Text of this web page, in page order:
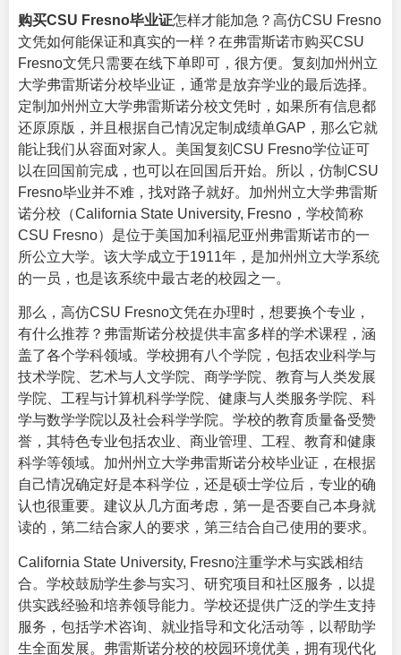
购买CSU Fresno毕业证怎样才能加急？高仿CSU Fresno
文凭如何能保证和真实的一样？在弗雷斯诺市购买CSU
Fresno文凭只需要在线下单即可，很方便。复刻加州州立
大学弗雷斯诺分校毕业证，通常是放弃学业的最后选择。
定制加州州立大学弗雷斯诺分校文凭时，如果所有信息都
还原原版，并且根据自己情况定制成绩单GAP，那么它就
能让我们从容面对家人。美国复刻CSU Fresno学位证可
以在回国前完成，也可以在回国后开始。所以，仿制CSU
Fresno毕业并不难，找对路子就好。加州州立大学弗雷斯
诺分校（California State University, Fresno ，学校简称
CSU Fresno）是位于美国加利福尼亚州弗雷斯诺市的一
所公立大学。该大学成立于1911年，是加州州立大学系统
的一员，也是该系统中最古老的校园之一。
那么，高仿CSU Fresno文凭在办理时，想要换个专业，
有什么推荐？弗雷斯诺分校提供丰富多样的学术课程，涵
盖了各个学科领域。学校拥有八个学院，包括农业科学与
技术学院、艺术与人文学院、商学学院、教育与人类发展
学院、工程与计算机科学学院、健康与人类服务学院、科
学与数学学院以及社会科学学院。学校的教育质量备受赞
誉，其特色专业包括农业、商业管理、工程、教育和健康
科学等领域。加州州立大学弗雷斯诺分校毕业证，在根据
自己情况确定好是本科学位，还是硕士学位后，专业的确
认也很重要。建议从几方面考虑，第一是否要自己本身就
读的，第二结合家人的要求，第三结合自己使用的要求。
California State University, Fresno注重学术与实践相结
合。学校鼓励学生参与实习、研究项目和社区服务，以提
供实践经验和培养领导能力。学校还提供广泛的学生支持
服务，包括学术咨询、就业指导和文化活动等，以帮助学
生全面发展。弗雷斯诺分校的校园环境优美，拥有现代化